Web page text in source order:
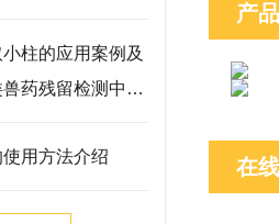
柱的应用案例及
药残留检测中的
用方法介绍
产
在